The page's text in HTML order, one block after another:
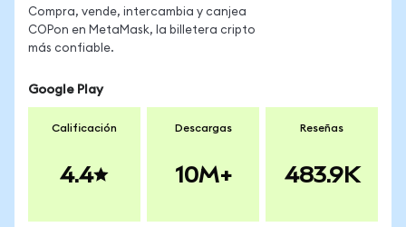
Compra, vende, intercambia y canjea
COPon en MetaMask, la billetera cripto
más confiable.
Google Play
Calificación
4.4
Descargas
10M+
Reseñas
483.9K